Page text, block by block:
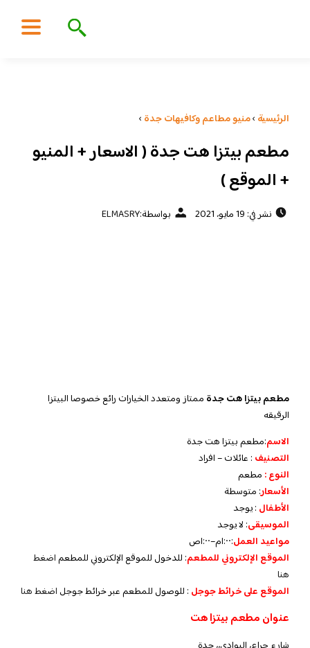
الرئيسية ›منيو مطاعم وكافيهات جدة ›
مطعم بيتزا هت جدة ( الاسعار + المنيو
+ الموقع )
نشر في: 19 مايو، 2021 بواسطة:ELMASRY
مطعم بيتزا هت جدة ممتاز ومتعدد الخيارات رائع خصوصا البيتزا
الرقيقه
الاسم:مطعم بيتزا هت جدة
التصنيف : عائلات – افراد
النوع : مطعم
الأسعار: متوسطة
الأطفال :يوجد
الموسيقى: لا يوجد
مواعيد العمل:١:٠٠م–١:٠٠ص
الموقع الإلكتروني للمطعم: للدخول للموقع الإلكتروني للمطعماضغط
هنا
الموقع على خرائط جوجل : للوصول للمطعم عبر خرائط جوجل اضغط هنا
عنوان مطعم بيتزا هت